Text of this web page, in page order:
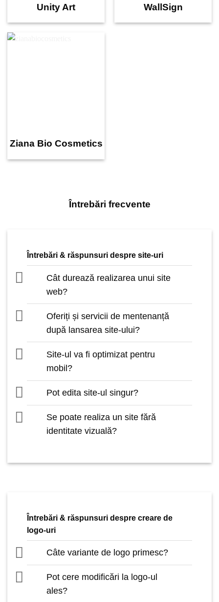
Unity Art WallSign
Ziana Bio Cosmetics
Întrebări frecvente
Întrebări & răspunsuri despre site-uri
Cât durează realizarea unui site
web?
Oferiți și servicii de mentenanță
după lansarea site-ului?
Site-ul va fi optimizat pentru
mobil?
Pot edita site-ul singur?
Se poate realiza un site fără
identitate vizuală?
Întrebări & răspunsuri despre creare de
logo-uri
Câte variante de logo primesc?
Pot cere modificări la logo-ul
ales?